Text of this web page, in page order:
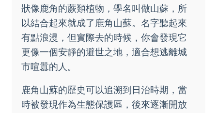
狀像鹿角的蕨類植物，學名叫做山蘇，所
以結合起來就成了鹿角山蘇。名字聽起來
有點浪漫，但實際去的時候，你會發現它
更像一個安靜的避世之地，適合想逃離城
市喧囂的人。
鹿角山蘇的歷史可以追溯到日治時期，當
時被發現作為生態保護區，後來逐漸開放